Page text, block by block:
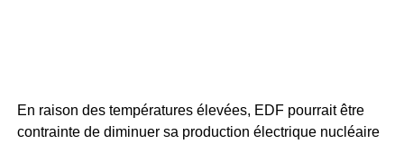
En raison des températures élevées, EDF pourrait être
contrainte de diminuer sa production électrique nucléaire